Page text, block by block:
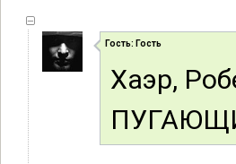
Гость: Гость
Хаэр,